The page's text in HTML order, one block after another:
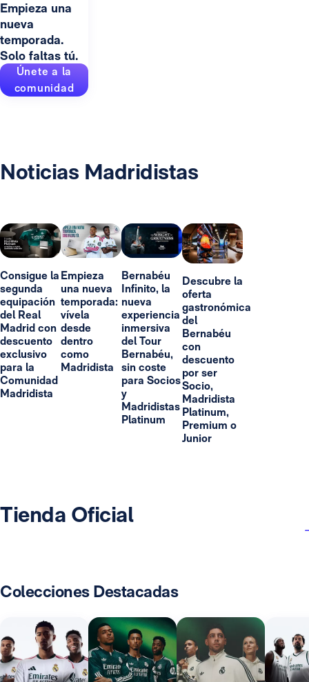
Empieza una
nueva
temporada.
Solo faltas tú.
Únete a la
comunidad
Noticias Madridistas
Consigue la
segunda
equipación
del Real
Madrid con
descuento
exclusivo
para la
Comunidad
Madridista
Empieza
una nueva
temporada:
vívela
desde
dentro
como
Madridista
Bernabéu
Infinito, la
nueva
experiencia
inmersiva
del Tour
Bernabéu,
sin coste
para Socios
y
Madridistas
Platinum
Descubre la
oferta
gastronómica
del
Bernabéu
con
descuento
por ser
Socio,
Madridista
Platinum,
Premium o
Junior
Tienda Oficial
Colecciones Destacadas